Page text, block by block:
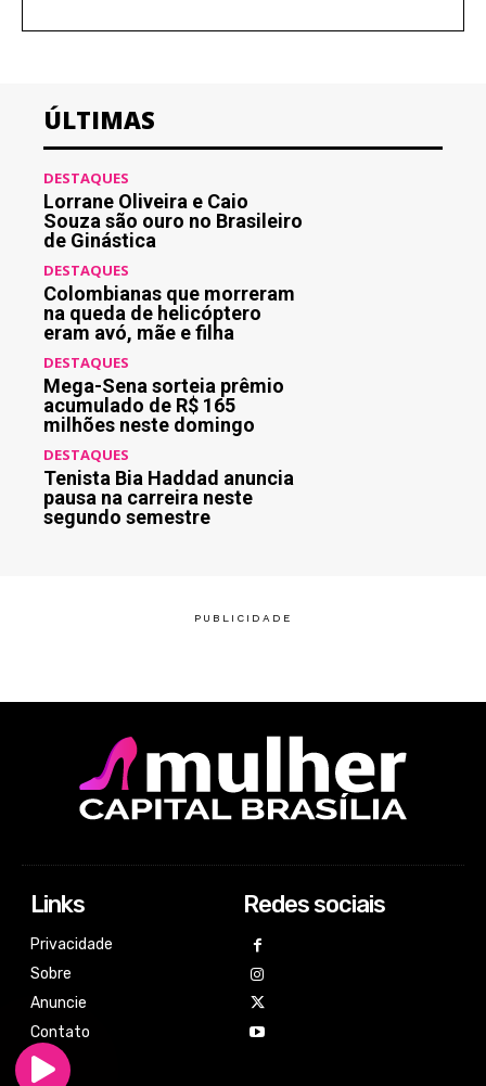
ÚLTIMAS
DESTAQUES
Lorrane Oliveira e Caio
Souza são ouro no Brasileiro
de Ginástica
DESTAQUES
Colombianas que morreram
na queda de helicóptero
eram avó, mãe e filha
DESTAQUES
Mega-Sena sorteia prêmio
acumulado de R$ 165
milhões neste domingo
DESTAQUES
Tenista Bia Haddad anuncia
pausa na carreira neste
segundo semestre
Links
Privacidade
Sobre
Anuncie
Contato
Redes sociais